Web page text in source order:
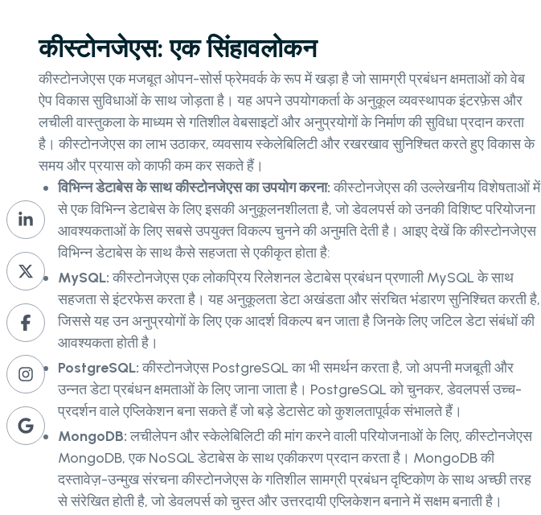
कीस्टोनजेएस: एक सिंहावलोकन
कीस्टोनजेएस एक मजबूत ओपन-सोर्स फ्रेमवर्क के रूप में खड़ा है जो सामग्री प्रबंधन क्षमताओं को वेब
ऐप विकास सुविधाओं के साथ जोड़ता है। यह अपने उपयोगकर्ता के अनुकूल व्यवस्थापक इंटरफ़ेस और
लचीली वास्तुकला के माध्यम से गतिशील वेबसाइटों और अनुप्रयोगों के निर्माण की सुविधा प्रदान करता
है। कीस्टोनजेएस का लाभ उठाकर, व्यवसाय स्केलेबिलिटी और रखरखाव सुनिश्चित करते हुए विकास के
समय और प्रयास को काफी कम कर सकते हैं।
विभिन्न डेटाबेस के साथ कीस्टोनजेएस का उपयोग करना:कीस्टोनजेएस की उल्लेखनीय विशेषताओं में
से एक विभिन्न डेटाबेस के लिए इसकी अनुकूलनशीलता है, जो डेवलपर्स को उनकी विशिष्ट परियोजना
आवश्यकताओं के लिए सबसे उपयुक्त विकल्प चुनने की अनुमति देती है। आइए देखें कि कीस्टोनजेएस
विभिन्न डेटाबेस के साथ कैसे सहजता से एकीकृत होता है:
MySQL:कीस्टोनजेएस एक लोकप्रिय रिलेशनल डेटाबेस प्रबंधन प्रणाली MySQL के साथ
सहजता से इंटरफेस करता है। यह अनुकूलता डेटा अखंडता और संरचित भंडारण सुनिश्चित करती है,
जिससे यह उन अनुप्रयोगों के लिए एक आदर्श विकल्प बन जाता है जिनके लिए जटिल डेटा संबंधों की
आवश्यकता होती है।
PostgreSQL:कीस्टोनजेएस PostgreSQL का भी समर्थन करता है, जो अपनी मजबूती और
उन्नत डेटा प्रबंधन क्षमताओं के लिए जाना जाता है। PostgreSQL को चुनकर, डेवलपर्स उच्च-
प्रदर्शन वाले एप्लिकेशन बना सकते हैं जो बड़े डेटासेट को कुशलतापूर्वक संभालते हैं।
MongoDB:लचीलेपन और स्केलेबिलिटी की मांग करने वाली परियोजनाओं के लिए, कीस्टोनजेएस
MongoDB, एक NoSQL डेटाबेस के साथ एकीकरण प्रदान करता है। MongoDB की
दस्तावेज़-उन्मुख संरचना कीस्टोनजेएस के गतिशील सामग्री प्रबंधन दृष्टिकोण के साथ अच्छी तरह
से संरेखित होती है, जो डेवलपर्स को चुस्त और उत्तरदायी एप्लिकेशन बनाने में सक्षम बनाती है।